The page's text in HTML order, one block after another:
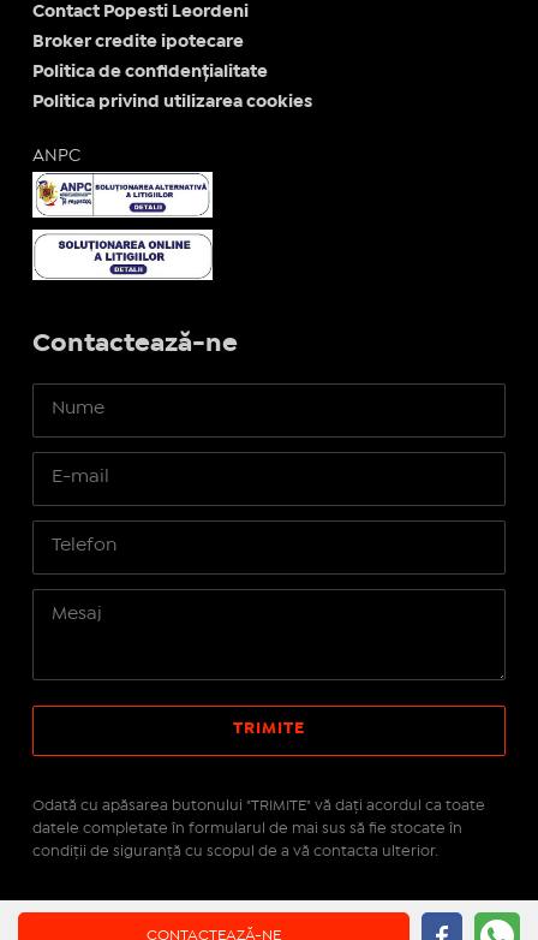
CONTACTEAZĂ-NE
Contact Popesti Leordeni
Broker credite ipotecare
Politica de confidențialitate
Politica privind utilizarea cookies
ANPC
Contactează-ne
Odată cu apăsarea butonului "TRIMITE" vă daţi acordul ca toate
datele completate în formularul de mai sus să fie stocate în
condiţii de siguranţă cu scopul de a vă contacta ulterior.
IMOPEDIA.ro - Anunțuri